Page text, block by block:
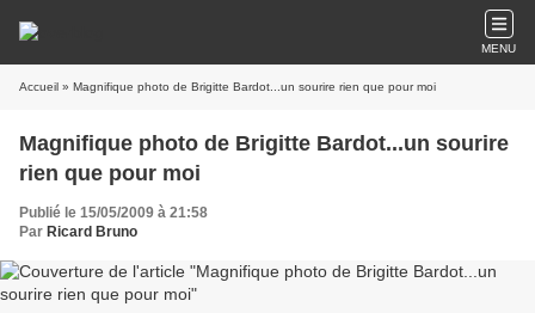
MENU
Accueil » Magnifique photo de Brigitte Bardot...un sourire rien que pour moi
Magnifique photo de Brigitte Bardot...un sourire
rien que pour moi
Publié le 15/05/2009 à 21:58
Par Ricard Bruno